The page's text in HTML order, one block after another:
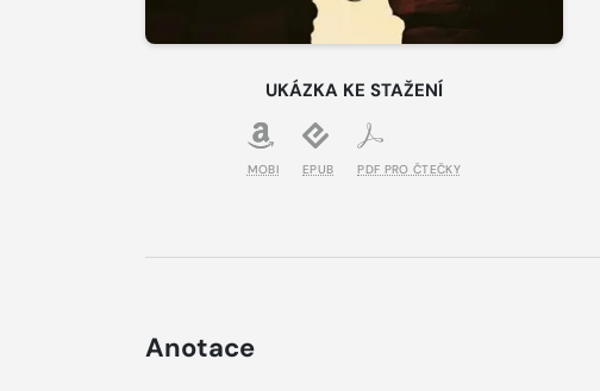
UKÁZKA KE STAŽENÍ
MOBI EPUB PDF PRO ČTEČKY
Anotace